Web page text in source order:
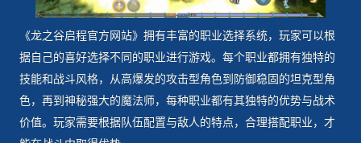
《龙之谷启程官方网站》拥有丰富的职业选择系统，玩家可以根
据自己的喜好选择不同的职业进行游戏。每个职业都拥有独特的
技能和战斗风格，从高爆发的攻击型角色到防御稳固的坦克型角
色，再到神秘强大的魔法师，每种职业都有其独特的优势与战术
价值。玩家需要根据队伍配置与敌人的特点，合理搭配职业，才